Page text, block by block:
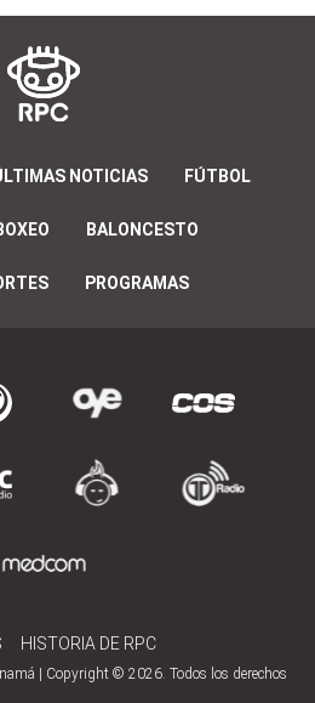
NOTICIAS FÚTBOL
BALONCESTO
PROGRAMAS
HISTORIA DE RPC
| Copyright © 2026. Todos los derechos